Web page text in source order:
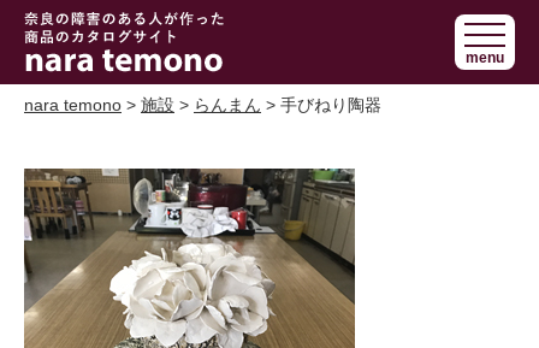
奈良で障害の
ある人の手作
り商品 nara
menu
nara temono > 施設 > らんまん > 手びねり陶器